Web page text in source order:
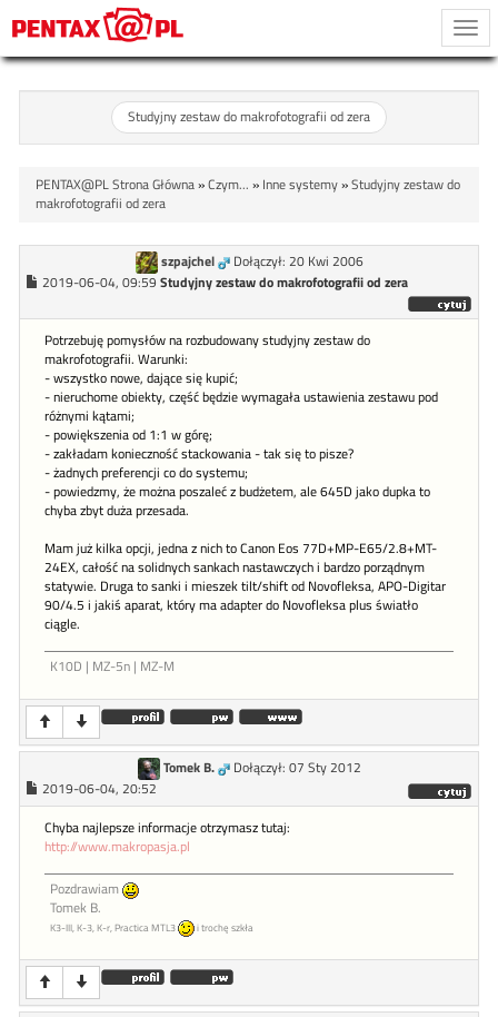
Studyjny zestaw do makrofotografii od zera
PENTAX@PL Strona Główna»Czym... » Inne systemy»Studyjny zestaw do
makrofotografii od zera
szpajchel
Dołączył: 20 Kwi 2006
2019-06-04, 09:59 Studyjny zestaw do makrofotografii od zera
Potrzebuję pomysłów na rozbudowany studyjny zestaw do
makrofotografii. Warunki:
- wszystko nowe, dające się kupić;
- nieruchome obiekty, część będzie wymagała ustawienia zestawu pod
różnymi kątami;
- powiększenia od 1:1 w górę;
- zakładam konieczność stackowania - tak się to pisze?
- żadnych preferencji co do systemu;
- powiedzmy, że można poszaleć z budżetem, ale 645D jako dupka to
chyba zbyt duża przesada.
Mam już kilka opcji, jedna z nich to Canon Eos 77D+MP-E65/2.8+MT-
24EX, całość na solidnych sankach nastawczych i bardzo porządnym
statywie. Druga to sanki i mieszek tilt/shift od Novofleksa, APO-Digitar
90/4.5 i jakiś aparat, który ma adapter do Novofleksa plus światło
ciągle.
K10D | MZ-5n | MZ-M
Tomek B.
Dołączył: 07 Sty 2012
2019-06-04, 20:52
Chyba najlepsze informacje otrzymasz tutaj:
http://www.makropasja.pl
Pozdrawiam
Tomek B.
K3-III, K-3, K-r, Practica MTL3 i trochę szkła